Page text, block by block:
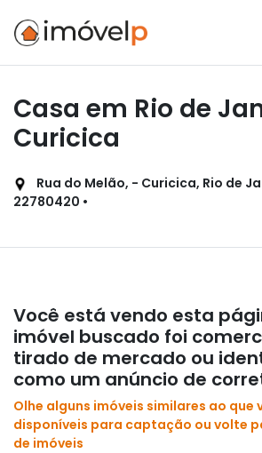
Casa em Rio de
Curicica
Rua do Melão, - Curicica, Rio de
22780420 •
Você está vendo esta
imóvel buscado foi
tirado de mercado ou
como um anúncio de
Olhe alguns imóveis similares ao que
disponíveis para captação ou volte
de imóveis